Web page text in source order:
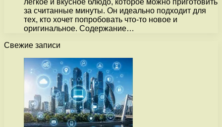
за считанные минуты. Он идеально подходит для
тех, кто хочет попробовать что-то новое и
оригинальное. Содержание…
Свежие записи